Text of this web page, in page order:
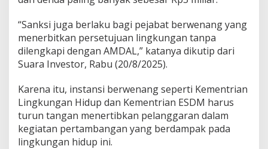
“Sanksi juga berlaku bagi pejabat berwenang yang
menerbitkan persetujuan lingkungan tanpa
dilengkapi dengan AMDAL,” katanya dikutip dari
Suara Investor, Rabu (20/8/2025).
Karena itu, instansi berwenang seperti Kementrian
Lingkungan Hidup dan Kementrian ESDM harus
turun tangan menertibkan pelanggaran dalam
kegiatan pertambangan yang berdampak pada
lingkungan hidup ini.